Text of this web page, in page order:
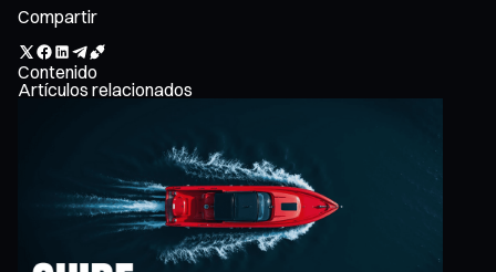
Compartir
Contenido
Artículos relacionados